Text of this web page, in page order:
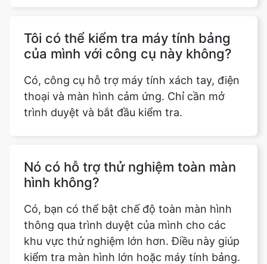
Tôi có thể kiểm tra máy tính bảng
của mình với công cụ này không?
Có, công cụ hỗ trợ máy tính xách tay, điện
thoại và màn hình cảm ứng. Chỉ cần mở
trình duyệt và bắt đầu kiểm tra.
Nó có hỗ trợ thử nghiệm toàn màn
hình không?
Có, bạn có thể bật chế độ toàn màn hình
thông qua trình duyệt của mình cho các
khu vực thử nghiệm lớn hơn. Điều này giúp
kiểm tra màn hình lớn hoặc máy tính bảng.